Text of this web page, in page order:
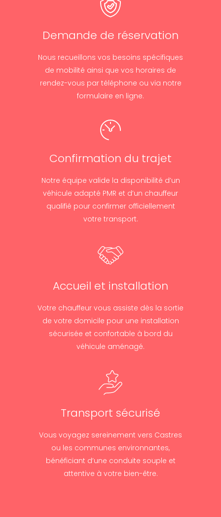
Demande de réservation
Nous recueillons vos besoins spécifiques
de mobilité ainsi que vos horaires de
rendez-vous par téléphone ou via notre
formulaire en ligne.
Confirmation du trajet
Notre équipe valide la disponibilité d’un
véhicule adapté PMR et d’un chauffeur
qualifié pour confirmer officiellement
votre transport.
Accueil et installation
Votre chauffeur vous assiste dès la sortie
de votre domicile pour une installation
sécurisée et confortable à bord du
véhicule aménagé.
Transport sécurisé
Vous voyagez sereinement vers Castres
ou les communes environnantes,
bénéficiant d’une conduite souple et
attentive à votre bien-être.